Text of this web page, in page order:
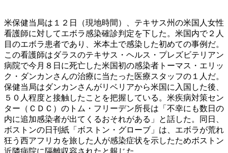
米保健当局は１２日（現地時間）、テキサス州の米国人女性
看護師に対してエボラ感染確診判定を下した。米国内で２人
目のエボラ患者であり、米本土で感染した初めての事例だ。
この看護師はダラスのテキサス・ヘルス・プレズビテリアン
病院で今月８日に死亡した米国初の感染者トーマス・エリッ
ク・ダンカンさんの治療に当たった医療スタッフの１人だ。
保健当局はダンカンさんがリベリアから米国に入国した後、
５０人程度と接触したことを把握している。米疾病対策セン
ター（ＣＤＣ）のトム・フリーデン所長は「不幸にも数日の
内に追加感染者が出てくるおそれがある」と話した。同日、
ボストンの日刊紙「ボストン・グローブ」は、エボラが荒れ
狂う西アフリカを旅した人が感染症状を示したためボストン
近隣病院に隔離収容されたと報じた。